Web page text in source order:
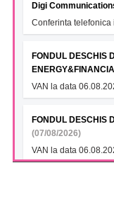
Digi
Conferinta telefonica
FONDUL DESCHIS
VAN la data
FONDUL DESCHIS
(07/08/2026)
VAN la data